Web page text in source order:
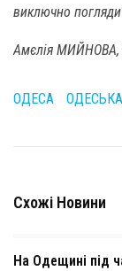
виключно
Амєлія
ОДЕСА
Схожі Новини
На Одещині під